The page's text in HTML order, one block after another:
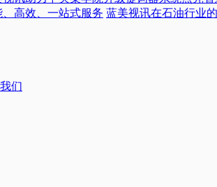
高效、一站式服务 蓝美视讯在石油行业
们